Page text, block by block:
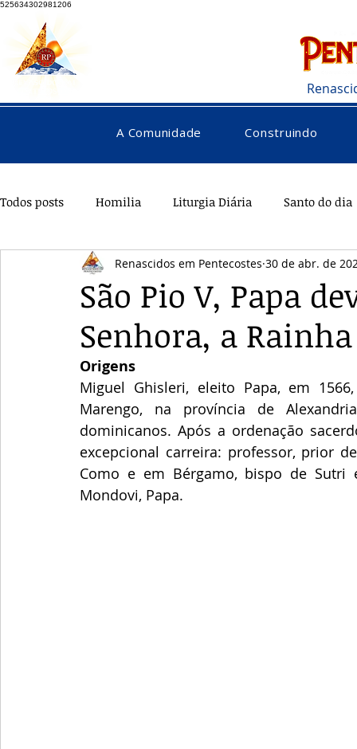
525634302981206
A Comunidade Construindo
Todos posts Homilia Liturgia Diária Santo do dia
Pentecostes Galeria Orações Saúde
São Pio V, Papa
Senhora, a
Renascidos em Pentecostes 30 de abr. de
Origens
Miguel Ghisleri, eleito Papa, em
Marengo, na província de
dominicanos. Após a ordenação
excepcional carreira: professor, prior
Como e em Bérgamo, bispo de Sutri
Mondovi, Papa.